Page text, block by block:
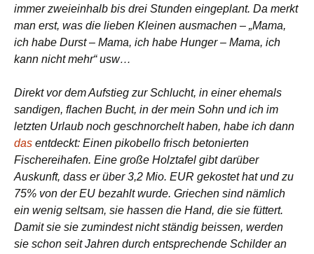
immer zweieinhalb bis drei Stunden eingeplant. Da merkt
man erst, was die lieben Kleinen ausmachen – „Mama,
ich habe Durst – Mama, ich habe Hunger – Mama, ich
kann nicht mehr“ usw…
Direkt vor dem Aufstieg zur Schlucht, in einer ehemals
sandigen, flachen Bucht, in der mein Sohn und ich im
letzten Urlaub noch geschnorchelt haben, habe ich dann
das entdeckt: Einen pikobello frisch betonierten
Fischereihafen. Eine große Holztafel gibt darüber
Auskunft, dass er über 3,2 Mio. EUR gekostet hat und zu
75% von der EU bezahlt wurde. Griechen sind nämlich
ein wenig seltsam, sie hassen die Hand, die sie füttert.
Damit sie sie zumindest nicht ständig beissen, werden
sie schon seit Jahren durch entsprechende Schilder an